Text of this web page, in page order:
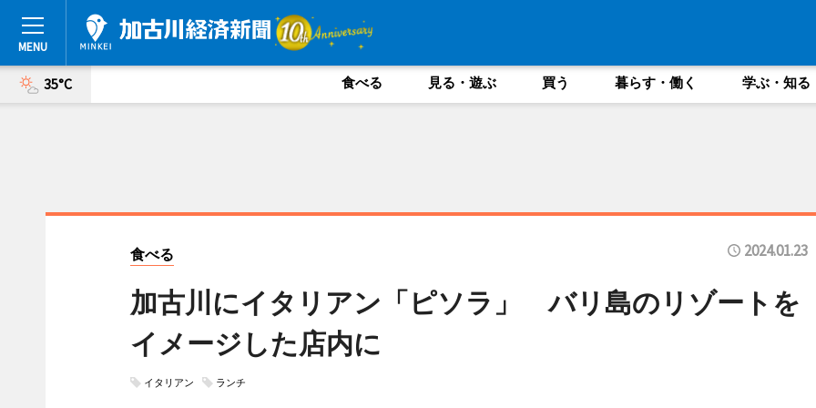
35°C 食べる 見る・遊ぶ 買う 暮らす・働く 学ぶ・知る
食べる 2024.01.23
加古川にイタリアン「ピソラ」 バリ島のリゾートを
イメージした店内に
イタリアン ランチ